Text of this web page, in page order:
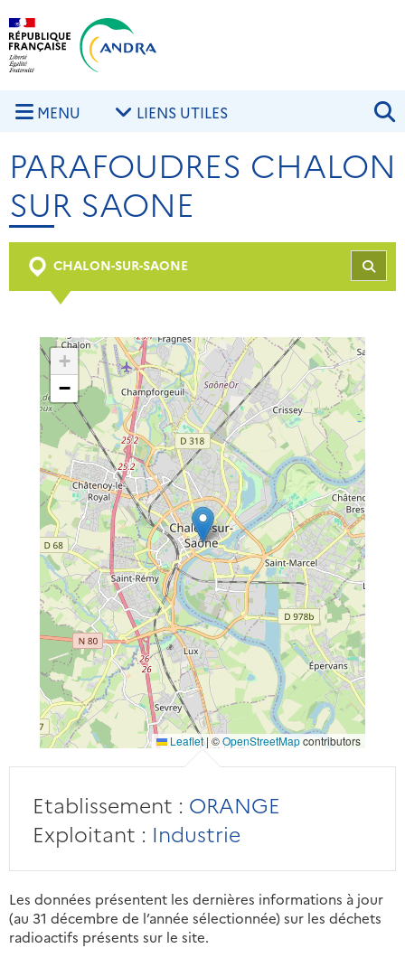
Aller au contenu principal
MENU LIENS UTILES
PARAFOUDRES CHALON
SUR SAONE
CHALON-SUR-SAONE
+
−
Leaflet| ©OpenStreetMapcontributors
Etablissement : ORANGE
Exploitant : Industrie
Les données présentent les dernières informations à jour
(au 31 décembre de l’année sélectionnée) sur les déchets
radioactifs présents sur le site.